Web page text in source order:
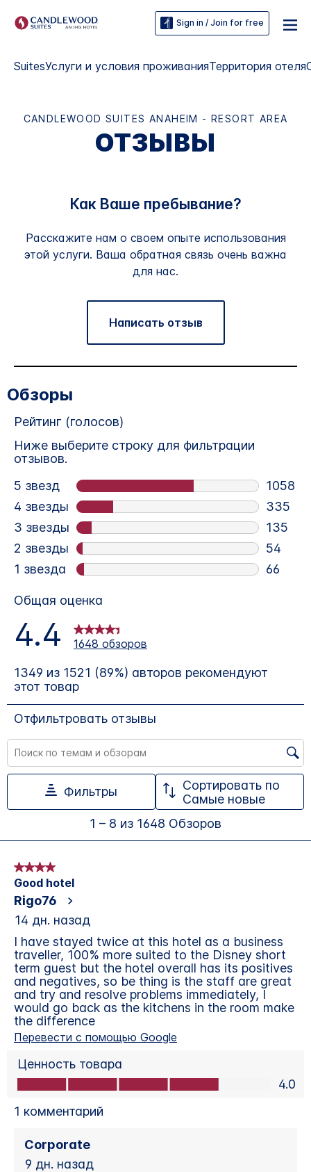
Sign in / Join for free
SuitesУслуги и условия проживанияТерритория отеля
CANDLEWOOD SUITES ANAHEIM - RESORT AREA
ОТЗЫВЫ
Как Ваше пребывание?
Расскажите нам о своем опыте использования
этой услуги. Ваша обратная связь очень важна
для нас.
Написать отзыв